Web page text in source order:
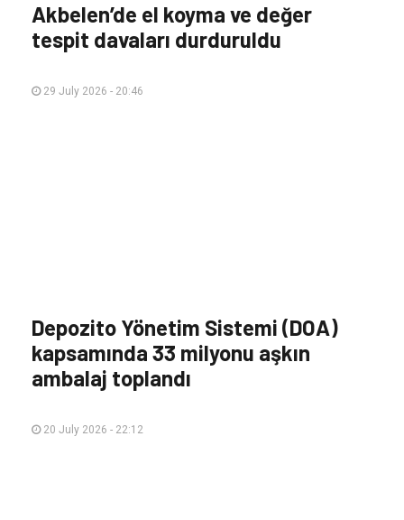
Akbelen’de el koyma ve değer
tespit davaları durduruldu
29 July 2026 - 20:46
Depozito Yönetim Sistemi (DOA)
kapsamında 33 milyonu aşkın
ambalaj toplandı
20 July 2026 - 22:12